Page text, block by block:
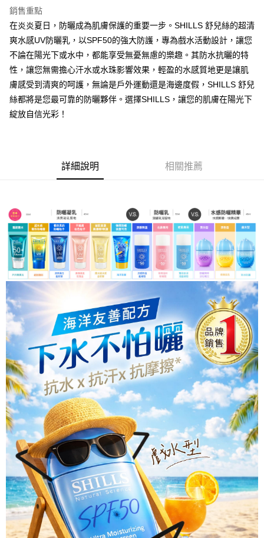
街口支付
悠遊付
ATM付款
全家取貨付款
每筆NT$85，滿NT$499(含以上)免運費
付款後7-11取貨
每筆NT$85，滿NT$499(含以上)免運費
宅配
每筆NT$85，滿NT$499(含以上)免運費
國家/地區配送 查看運費
銷售重點
在炎炎夏日，防曬成為肌膚保護的重要一步。SHILLS 舒兒絲的超清
爽水感UV防曬乳，以SPF50的強大防護，專為戲水活動設計，讓您
不論在陽光下或水中，都能享受無憂無慮的樂趣。其防水抗曬的特
性，讓您無需擔心汗水或水珠影響效果，輕盈的水感質地更是讓肌
膚感受到清爽的呵護，無論是戶外運動還是海邊度假，SHILLS 舒兒
絲都將是您最可靠的防曬夥伴。選擇SHILLS，讓您的肌膚在陽光下
綻放自信光彩！
詳細說明 相關推薦